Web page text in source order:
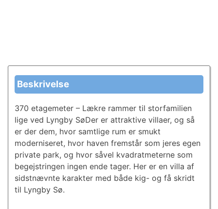
Beskrivelse
370 etagemeter – Lækre rammer til storfamilien
lige ved Lyngby SøDer er attraktive villaer, og så
er der dem, hvor samtlige rum er smukt
moderniseret, hvor haven fremstår som jeres egen
private park, og hvor såvel kvadratmeterne som
begejstringen ingen ende tager. Her er en villa af
sidstnævnte karakter med både kig- og få skridt
til Lyngby Sø.